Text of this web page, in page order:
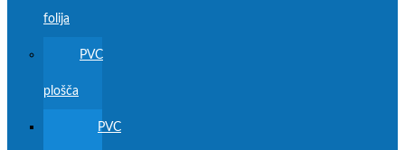
folija
PVC
plošča
PVC